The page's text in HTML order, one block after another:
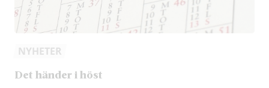
NYHETER
Det händer i höst